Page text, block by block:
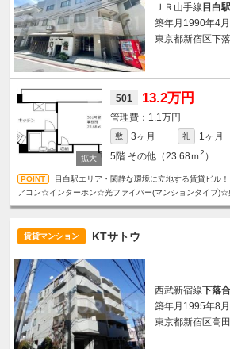
ＪＲ山手線目白駅
築年月1990年4
東京都新宿区下
501 13.2万円
1.1万円
敷 3ヶ月 礼
1ヶ月
5階 その他（23.68ｍ2 ）
目白駅エリア・閑静な環境に立地する賃貸ビル
アコン☆インターホン☆光ファイバー(マンションタイプ)☆
賃貸マンション KTサトウ
西武新宿線下落
築年月1995年8
東京都新宿区高